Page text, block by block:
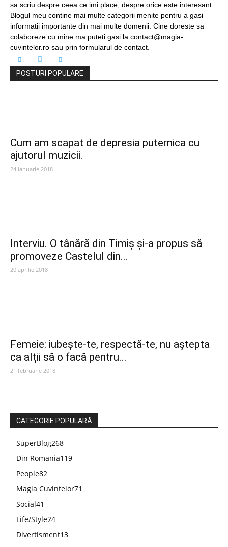
sa scriu despre ceea ce imi place, despre orice este interesant.
Blogul meu contine mai multe categorii menite pentru a gasi
informatii importante din mai multe domenii. Cine doreste sa
colaboreze cu mine ma puteti gasi la contact@magia-
cuvintelor.ro sau prin formularul de contact.
POSTURI POPULARE
Cum am scapat de depresia puternica cu
ajutorul muzicii.
24 ianuarie 2018
Interviu. O tânără din Timiș și-a propus să
promoveze Castelul din...
20 aprilie 2018
Femeie: iubește-te, respectă-te, nu aștepta
ca alții să o facă pentru...
21 februarie 2018
CATEGORIE POPULARĂ
SuperBlog268
Din Romania119
People82
Magia Cuvintelor71
Social41
Life/Style24
Divertisment13